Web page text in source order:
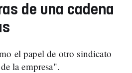
de una cadena
el papel de otro sindicato
la empresa".